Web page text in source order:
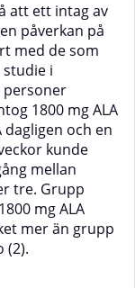
att ett intag av
påverkan på
med de som
studie i
personer
1800 mg ALA
dagligen och en
kunde
mellan
tre. Grupp
mg ALA
mer än grupp
(2).